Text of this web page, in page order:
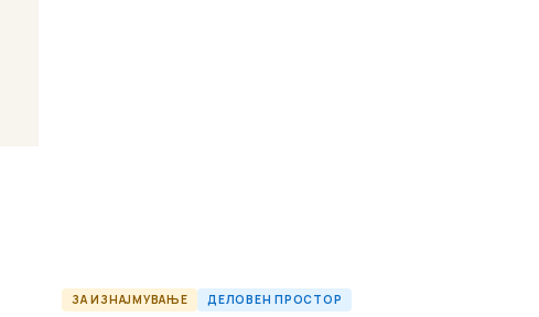
ЗА ИЗНАЈМУВАЊЕ ДЕЛОВЕН ПРОСТОР